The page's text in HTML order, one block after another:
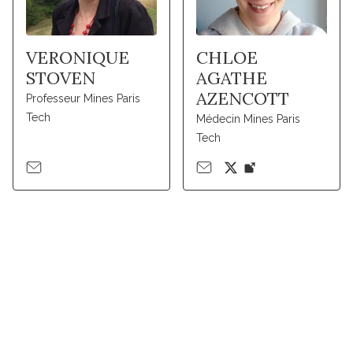
VERONIQUE
STOVEN
Professeur Mines Paris
Tech
CHLOE
AGATHE
AZENCOTT
Médecin Mines Paris
Tech